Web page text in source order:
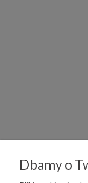
Dbamy o